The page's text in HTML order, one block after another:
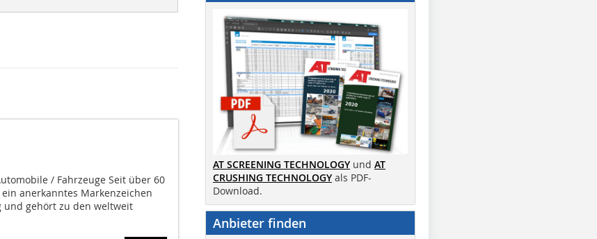
/ Fahrzeuge Seit über 60
anerkanntes Markenzeichen
und gehört zu den weltweit
AT SCREENING TECHNOLOGY und AT
CRUSHING TECHNOLOGY als PDF-
Download.
Anbieter finden